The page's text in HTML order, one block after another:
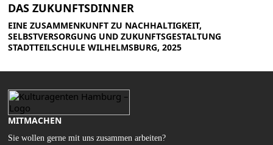
DAS ZUKUNFTSDINNER
EINE ZUSAMMENKUNFT ZU NACHHALTIGKEIT,
SELBSTVERSORGUNG UND ZUKUNFTSGESTALTUNG
STADTTEILSCHULE WILHELMSBURG, 2025
MITMACHEN
Sie wollen gerne mit uns zusammen arbeiten?